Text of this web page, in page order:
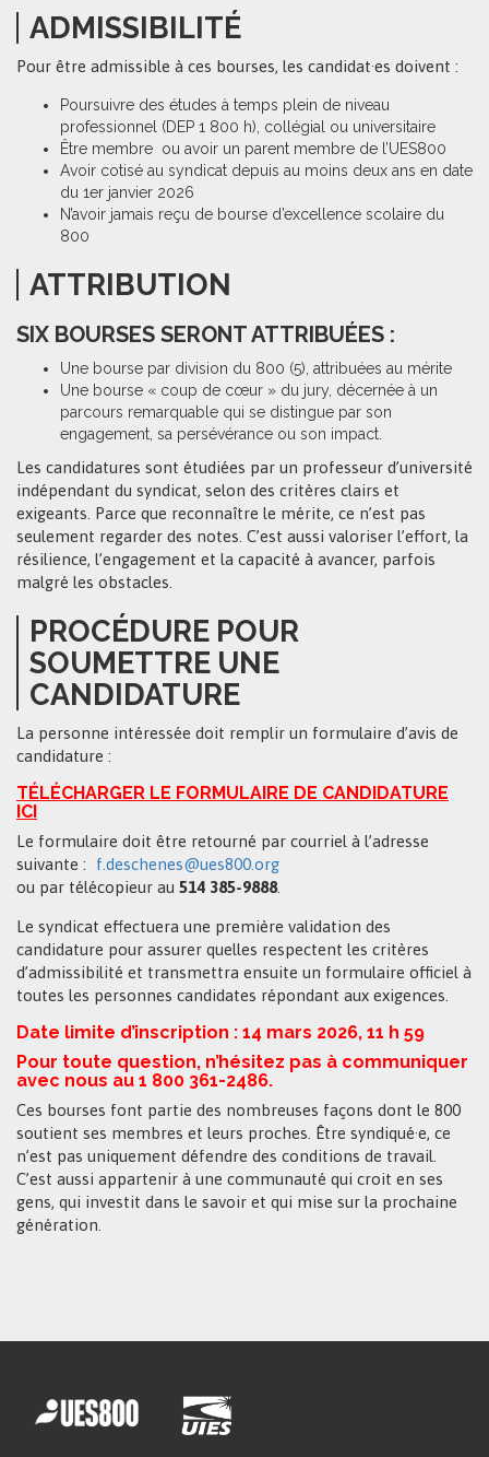
ADMISSIBILITÉ
Pour être admissible à ces bourses, les candidat·es doivent :
Poursuivre des études à temps plein de niveau
professionnel (DEP 1 800 h), collégial ou universitaire
Être membre ou avoir un parent membre de l’UES800
Avoir cotisé au syndicat depuis au moins deux ans en date
du 1er janvier 2026
N’avoir jamais reçu de bourse d’excellence scolaire du
800
ATTRIBUTION
SIX BOURSES SERONT ATTRIBUÉES :
Une bourse par division du 800 (5), attribuées au mérite
Une bourse « coup de cœur » du jury, décernée à un
parcours remarquable qui se distingue par son
engagement, sa persévérance ou son impact.
Les candidatures sont étudiées par un professeur d’université
indépendant du syndicat, selon des critères clairs et
exigeants. Parce que reconnaître le mérite, ce n’est pas
seulement regarder des notes. C’est aussi valoriser l’effort, la
résilience, l’engagement et la capacité à avancer, parfois
malgré les obstacles.
PROCÉDURE POUR
SOUMETTRE UNE
CANDIDATURE
La personne intéressée doit remplir un formulaire d’avis de
candidature :
TÉLÉCHARGER LE FORMULAIRE DE CANDIDATURE
ICI
Le formulaire doit être retourné par courriel à l’adresse
suivante : f.deschenes@ues800.org
ou par télécopieur au 514 385-9888.
Le syndicat effectuera une première validation des
candidature pour assurer quelles respectent les critères
d’admissibilité et transmettra ensuite un formulaire officiel à
toutes les personnes candidates répondant aux exigences.
Date limite d’inscription : 14 mars 2026, 11 h 59
Pour toute question, n’hésitez pas à communiquer
avec nous au 1 800 361-2486.
Ces bourses font partie des nombreuses façons dont le 800
soutient ses membres et leurs proches. Être syndiqué·e, ce
n’est pas uniquement défendre des conditions de travail.
C’est aussi appartenir à une communauté qui croit en ses
gens, qui investit dans le savoir et qui mise sur la prochaine
génération.